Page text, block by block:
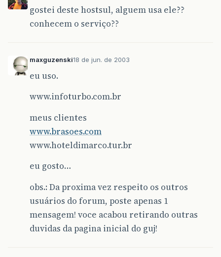
gostei deste hostsul, alguem usa ele??
conhecem o serviço??
maxguzenski18 de jun. de 2003
eu uso.
www.infoturbo.com.br
meus clientes
www.brasoes.com
www.hoteldimarco.tur.br
eu gosto…
obs.: Da proxima vez respeito os outros
usuários do forum, poste apenas 1
mensagem! voce acabou retirando outras
duvidas da pagina inicial do guj!